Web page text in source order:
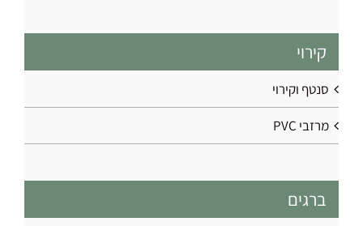
קירוי
סנטף וקירוי
מרזבי PVC
ברגים